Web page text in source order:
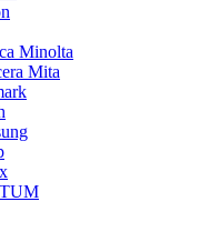
Minolta
Mita